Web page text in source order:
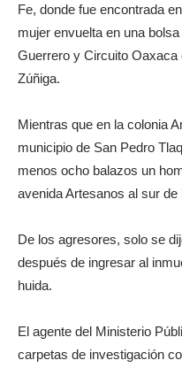
Fe, donde fue encontrada
mujer envuelta en una
Guerrero y Circuito Oaxaca
Zúñiga.
Mientras que en la colonia
municipio de San Pedro
menos ocho balazos un
avenida Artesanos al sur de
De los agresores, solo se
después de ingresar al
huida.
El agente del Ministerio
carpetas de investigación